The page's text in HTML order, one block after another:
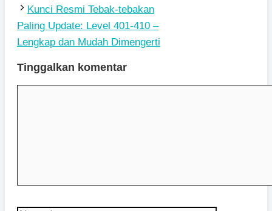
Kunci Resmi Tebak-tebakan
Paling Update: Level 401-410 –
Lengkap dan Mudah Dimengerti
Tinggalkan komentar